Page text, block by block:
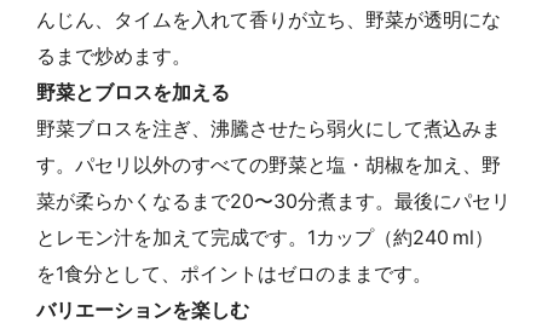
んじん、タイムを入れて香りが立ち、野菜が透明にな
るまで炒めます。
野菜とブロスを加える
野菜ブロスを注ぎ、沸騰させたら弱火にして煮込みま
す。パセリ以外のすべての野菜と塩・胡椒を加え、野
菜が柔らかくなるまで20〜30分煮ます。最後にパセリ
とレモン汁を加えて完成です。1カップ（約240 ml）
を1食分として、ポイントはゼロのままです。
バリエーションを楽しむ